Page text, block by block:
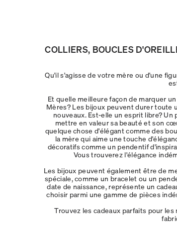
COLLIERS, BOUCLES
Qu'il s'agisse de votre mère ou d'une
Et quelle meilleure façon de marquer
Mères? Les bijoux peuvent durer toute
nouveaux. Est-elle un esprit libre?
mettre en valeur sa beauté et son
quelque chose d'élégant comme des
la mère qui aime une touche
décoratifs comme un pendentif
Vous trouverez l'élégance
Les bijoux peuvent également être de
spéciale, comme un bracelet ou un
date de naissance, représente un
choisir parmi une gamme de pièces
Trouvez les cadeaux parfaits pour